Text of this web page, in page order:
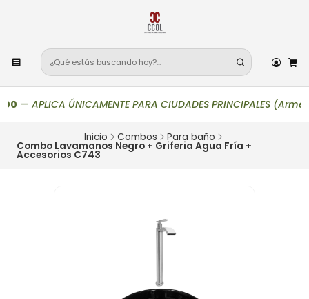
— APLICA ÚNICAMENTE PARA CIUDADES PRINCIPALES
Inicio Combos Para baño
Combo Lavamanos Negro + Griferia Agua Fría +
Accesorios C743